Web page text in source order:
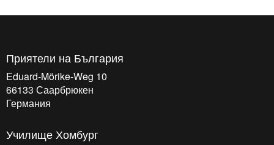
Приятели на България
Eduard-Mörike-Weg 10
66133 Саарбрюкен
Германия
Училище Хомбург